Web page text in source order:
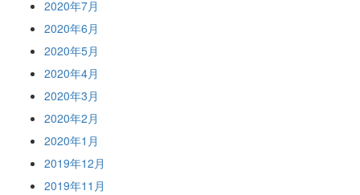
2020年7月
2020年6月
2020年5月
2020年4月
2020年3月
2020年2月
2020年1月
2019年12月
2019年11月